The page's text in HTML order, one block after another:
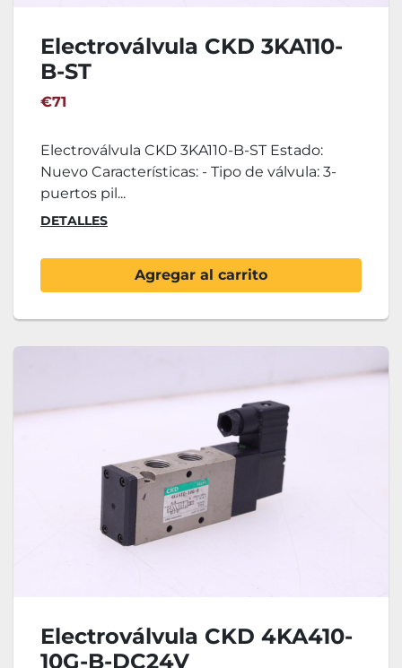
Electroválvula CKD 3KA110-
B-ST
€71
Electroválvula CKD 3KA110-B-ST Estado:
Nuevo Características: - Tipo de válvula: 3-
puertos pil...
DETALLES
Agregar al carrito
Electroválvula CKD 4KA410-
10G-B-DC24V